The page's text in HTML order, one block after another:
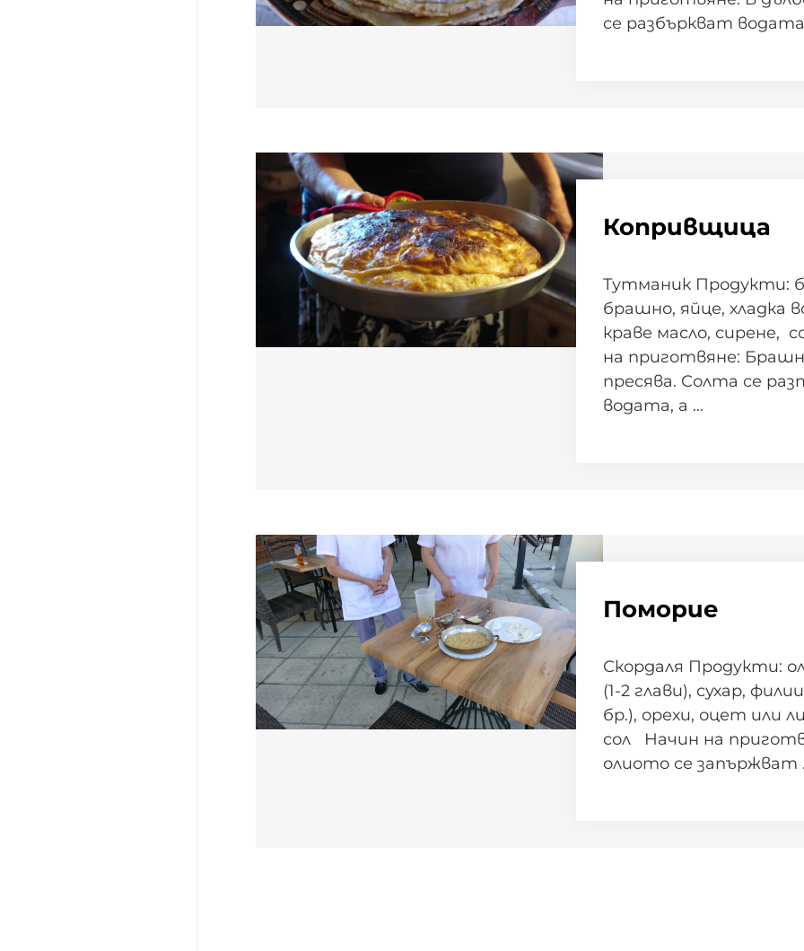
се разбъркват
Копривщица
Тутманик Продукти:
брашно, яйце, хладка
краве масло, сирене,
на приготвяне:
пресява. Солта се
водата, а …
Поморие
Скордаля Продукти:
(1-2 глави), сухар,
бр.), орехи, оцет или
сол Начин на
олиото се запържват